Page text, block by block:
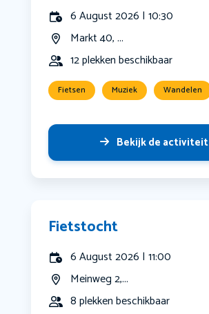
6 August 2026 | 10:30
Markt 40, ...
12 plekken beschikbaar
Fietsen Muziek Wandelen
Bekijk de activiteit
Fietstocht
6 August 2026 | 11:00
Meinweg 2,...
8 plekken beschikbaar